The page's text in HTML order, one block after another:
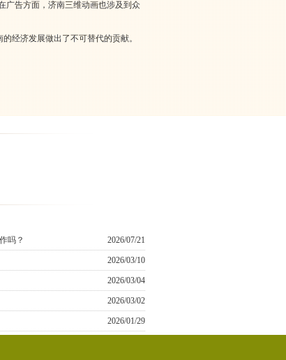
广告方面，济南三维动画也涉及到众
经济发展做出了不可替代的贡献。
吗？ 2026/07/21
2026/03/10
2026/03/04
2026/03/02
2026/01/29